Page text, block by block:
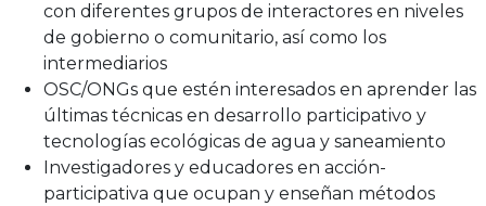
con diferentes grupos de interactores en niveles
de gobierno o comunitario, así como los
intermediarios
OSC/ONGs que estén interesados en aprender las
últimas técnicas en desarrollo participativo y
tecnologías ecológicas de agua y saneamiento
Investigadores y educadores en acción-
participativa que ocupan y enseñan métodos